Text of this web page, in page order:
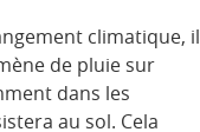
climatique, il
de pluie sur
dans les
au sol. Cela